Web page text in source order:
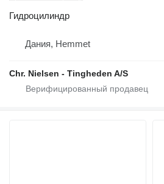
Гидроцилиндр
Дания, Hemmet
Chr. Nielsen - Tingheden A/S